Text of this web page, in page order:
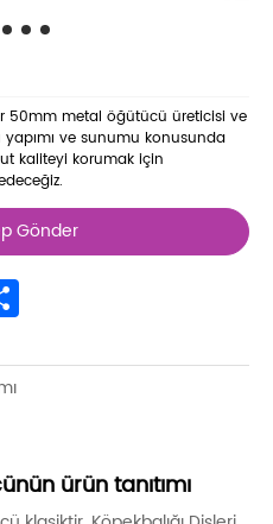
50mm metal öğütücü üreticisi ve
ve sunumu konusunda
kaliteyi korumak için
Gönder
ürün tanıtımı